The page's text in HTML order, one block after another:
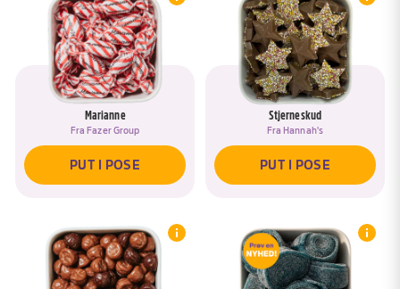
Marianne
Fra Fazer Group
PUT I POSE
Stjerneskud
Fra Hannah's
PUT I POSE